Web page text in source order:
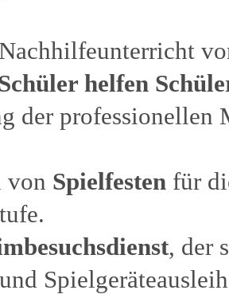
helfen
der
von Spielfesten für
, der